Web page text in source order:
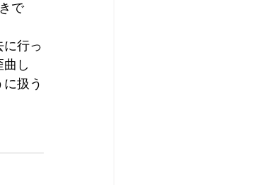
で
に行っ
し
扱う